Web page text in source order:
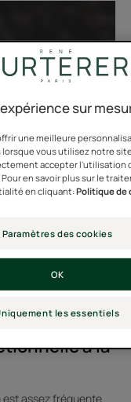
à la
est assez fréquente
sur
une meilleure
vous utilisez notre
accepter l'utilisation
en savoir plus sur le
en cliquant:Politique
Paramètres des cookies
les essentiels
OK